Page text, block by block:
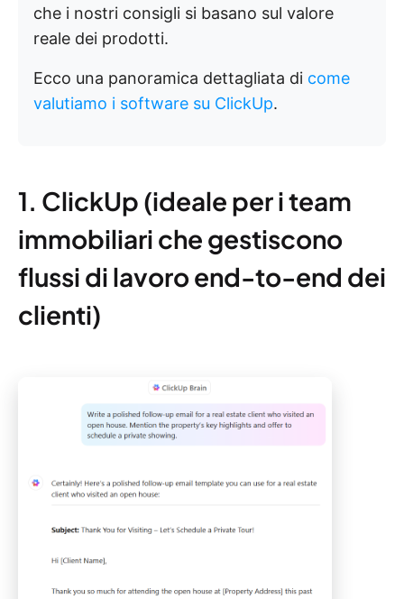
che i nostri consigli si basano sul valore
reale dei prodotti.
Ecco una panoramica dettagliata di come
valutiamo i software su ClickUp.
1. ClickUp (ideale per i team
immobiliari che gestiscono
flussi di lavoro end-to-end dei
clienti)